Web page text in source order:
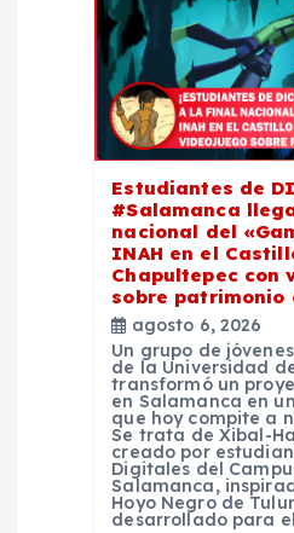
Estudiantes de
#Salamanca
nacional del
INAH en el
Chapultepec con
sobre patrimonio
agosto 6, 2026
Un grupo de
de la Universidad
transformó un
en Salamanca en
que hoy compite a
Se trata de Xibal-
creado por
Digitales del
Salamanca,
Hoyo Negro de
desarrollado para